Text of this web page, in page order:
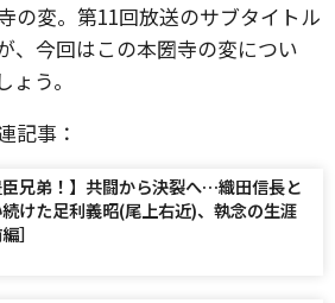
の変。第11回放送のサブタイトル
、今回はこの本圀寺の変につい
う。
記事：
臣兄弟！】共闘から決裂へ…織田信長と
けた足利義昭(尾上右近)、執念の生涯
］